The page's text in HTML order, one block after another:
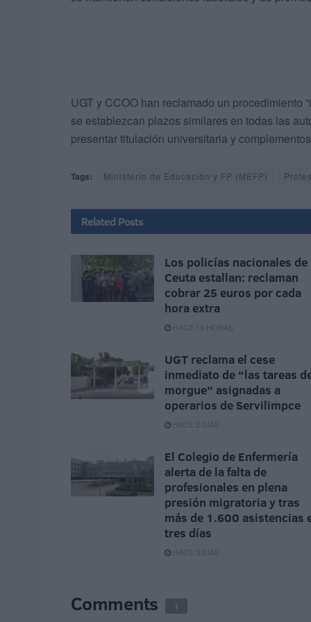
UGT y CCOO han reclamado un procedimiento
se establezcan plazos similares en todas las
presentar titulación universitaria y
Tags: Ministerio de Educación y FP (MEFP)
Related Posts
Los policías nacionales de
Ceuta estallan: reclaman
cobrar 25 euros por cada
hora extra
HACE 19 HORAS
UGT reclama el cese
inmediato de “las tareas
morgue” asignadas a
operarios de Servilimpce
HACE 2 DÍAS
El Colegio de Enfermería
alerta de la falta de
profesionales en plena
presión migratoria y tras
más de 1.600 asistencias
tres días
HACE 3 DÍAS
Comments 1